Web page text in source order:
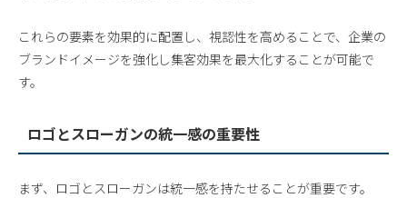
これらの要素を効果的に配置し、視認性を高めることで、企業の
ブランドイメージを強化し集客効果を最大化することが可能で
す。
ロゴとスローガンの統一感の重要性
まず、ロゴとスローガンは統一感を持たせることが重要です。